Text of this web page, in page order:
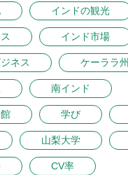
インドの観光
インド市場
ネス ケーララ州
南インド
学び
山梨大学
CV率